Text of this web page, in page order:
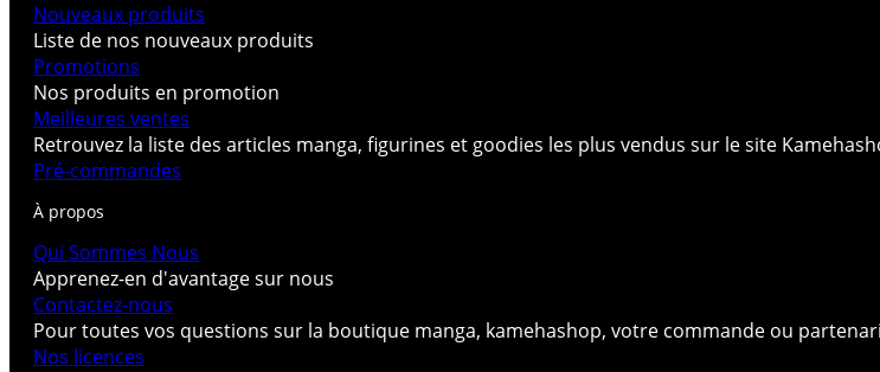
Nouveaux produits
Liste de nos nouveaux produits
Promotions
Nos produits en promotion
Meilleures ventes
Retrouvez la liste des articles manga, figurines et goodies les plus vendus sur le site
Pré-commandes
À propos
Qui Sommes Nous
Apprenez-en d'avantage sur nous
Contactez-nous
Pour toutes vos questions sur la boutique manga, kamehashop, votre commande ou
Nos licences